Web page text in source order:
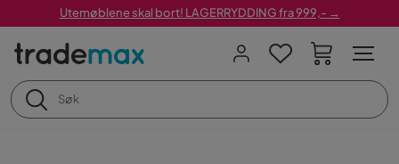
Utemøblene skal bort! LAGERRYDDING fra 999,- →